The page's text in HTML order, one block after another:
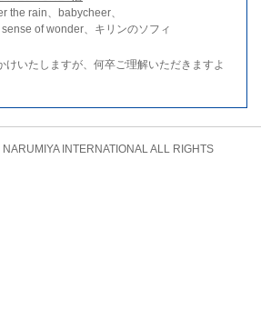
the rain、babycheer、
of wonder、キリンのソフィ
けいたしますが、何卒ご理解いただきますよ